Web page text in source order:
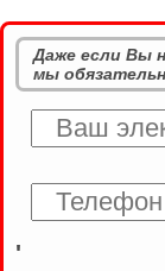
Даже если Вы
мы
'